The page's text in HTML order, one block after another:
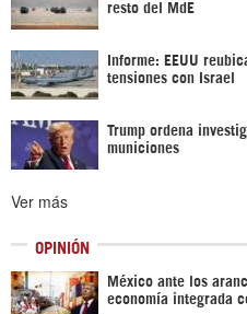
resto del MdE
Informe: EEUU
tensiones con Israel
Trump ordena
municiones
Ver más
OPINIÓN
México ante los
economía integrada